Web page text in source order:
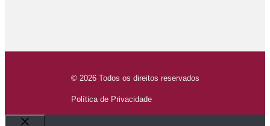
© 2026 Todos os direitos reservados
Política de Privacidade